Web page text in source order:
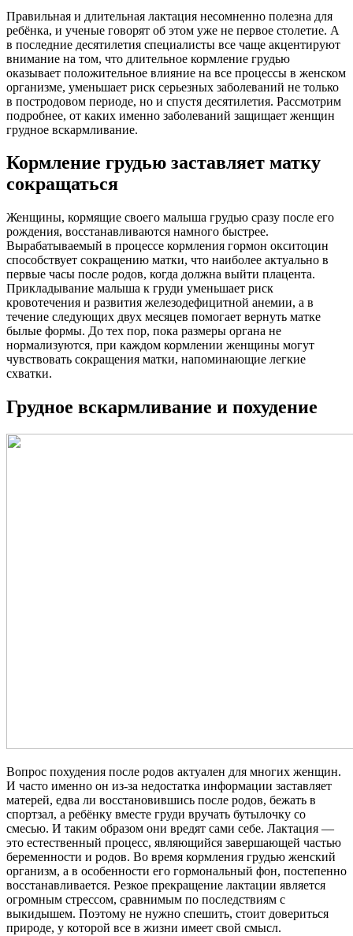
Правильная и длительная лактация несомненно полезна для
ребёнка, и ученые говорят об этом уже не первое столетие. А
в последние десятилетия специалисты все чаще акцентируют
внимание на том, что длительное кормление грудью
оказывает положительное влияние на все процессы в женском
организме, уменьшает риск серьезных заболеваний не только
в постродовом периоде, но и спустя десятилетия. Рассмотрим
подробнее, от каких именно заболеваний защищает женщин
грудное вскармливание.
Кормление грудью заставляет матку
сокращаться
Женщины, кормящие своего малыша грудью сразу после его
рождения, восстанавливаются намного быстрее.
Вырабатываемый в процессе кормления гормон окситоцин
способствует сокращению матки, что наиболее актуально в
первые часы после родов, когда должна выйти плацента.
Прикладывание малыша к груди уменьшает риск
кровотечения и развития железодефицитной анемии, а в
течение следующих двух месяцев помогает вернуть матке
былые формы. До тех пор, пока размеры органа не
нормализуются, при каждом кормлении женщины могут
чувствовать сокращения матки, напоминающие легкие
схватки.
Грудное вскармливание и похудение
Вопрос похудения после родов актуален для многих женщин.
И часто именно он из-за недостатка информации заставляет
матерей, едва ли восстановившись после родов, бежать в
спортзал, а ребёнку вместе груди вручать бутылочку со
смесью. И таким образом они вредят сами себе. Лактация —
это естественный процесс, являющийся завершающей частью
беременности и родов. Во время кормления грудью женский
организм, а в особенности его гормональный фон, постепенно
восстанавливается. Резкое прекращение лактации является
огромным стрессом, сравнимым по последствиям с
выкидышем. Поэтому не нужно спешить, стоит довериться
природе, у которой все в жизни имеет свой смысл.